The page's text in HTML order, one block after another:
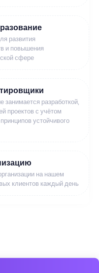
развития
и повышения
сфере
занимается разработкой,
проектов с учётом
устойчивого
на нашем
клиентов каждый день